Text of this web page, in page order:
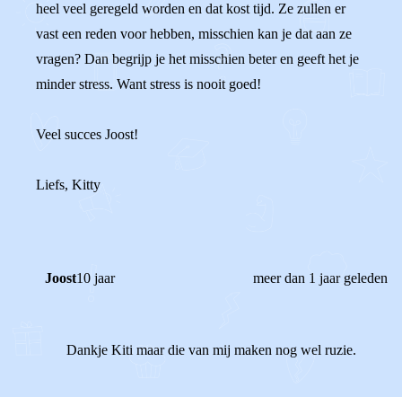
heel veel geregeld worden en dat kost tijd. Ze zullen er
vast een reden voor hebben, misschien kan je dat aan ze
vragen? Dan begrijp je het misschien beter en geeft het je
minder stress. Want stress is nooit goed!
Veel succes Joost!
Liefs, Kitty
Joost10 jaar meer dan 1 jaar geleden
Dankje Kiti maar die van mij maken nog wel ruzie.